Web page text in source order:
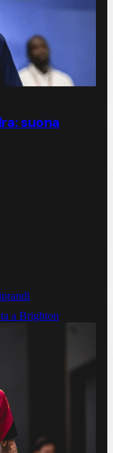
suona
a Brighton